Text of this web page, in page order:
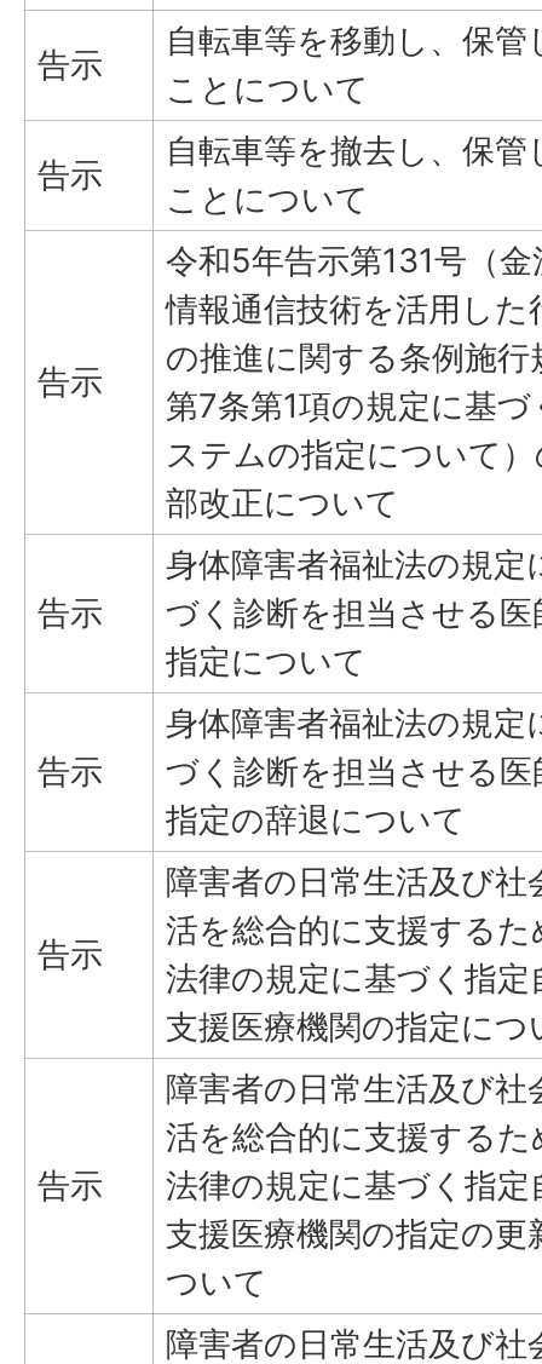
告示
自転車等を移動し、保管
ことについて
告示
自転車等を撤去し、保管
ことについて
告示
令和5年告示第131号（金
情報通信技術を活用した
の推進に関する条例施行
第7条第1項の規定に基づ
ステムの指定について
部改正について
告示
身体障害者福祉法の規定
づく診断を担当させる医
指定について
告示
身体障害者福祉法の規定
づく診断を担当させる医
指定の辞退について
告示
障害者の日常生活及び社
活を総合的に支援するた
法律の規定に基づく指定
支援医療機関の指定につ
告示
障害者の日常生活及び社
活を総合的に支援するた
法律の規定に基づく指定
支援医療機関の指定の更
ついて
障害者の日常生活及び社